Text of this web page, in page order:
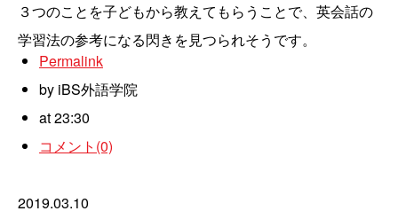
３つのことを子どもから教えてもらうことで、英会話の
学習法の参考になる閃きを見つられそうです。
Permalink
by iBS外語学院
at 23:30
コメント(0)
2019.03.10